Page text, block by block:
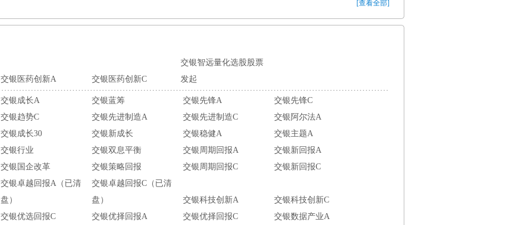
[查看全部]
交银医药创新A 交银医药创新C
交银智远量化选股股票
发起
交银成长A 交银蓝筹 交银先锋A
交银先锋C
交银趋势C 交银先进制造A 交银先进制造C
交银阿尔法A
交银成长30 交银新成长 交银稳健A
交银主题A
交银行业 交银双息平衡 交银周期回报A
交银新回报A
交银国企改革 交银策略回报 交银周期回报C 交银新回报C
交银卓越回报A（已清
盘）
交银卓越回报C（已清
盘）
交银科技创新A
交银科技创新C
交银优选回报C 交银优择回报A 交银优择回报C 交银数据产业A